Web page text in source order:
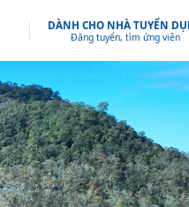
DÀNH CHO NHÀ TUYỂN
Đăng tuyển, tìm ứng viên